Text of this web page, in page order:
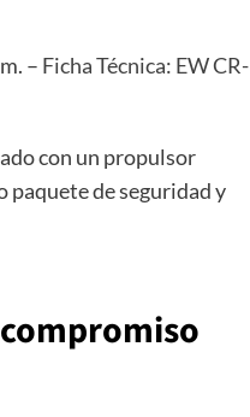
– Ficha Técnica: EW CR-
con un propulsor
paquete de seguridad y